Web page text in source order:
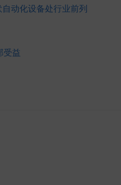
动化设备处行业前列
受益